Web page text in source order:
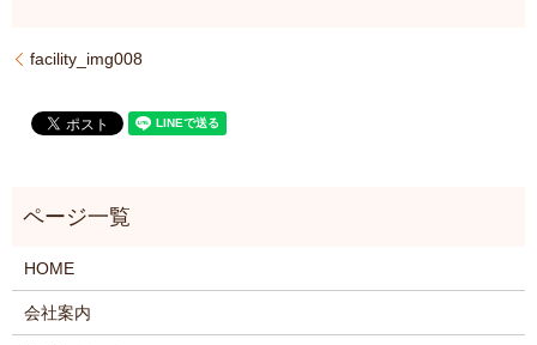
facility_img008
HOME
会社案内